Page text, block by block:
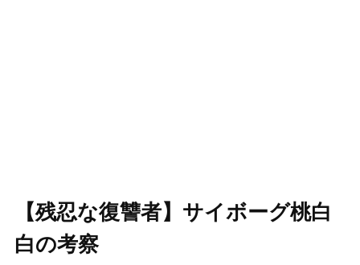
【残忍な復讐者】サイボーグ桃白
白の考察